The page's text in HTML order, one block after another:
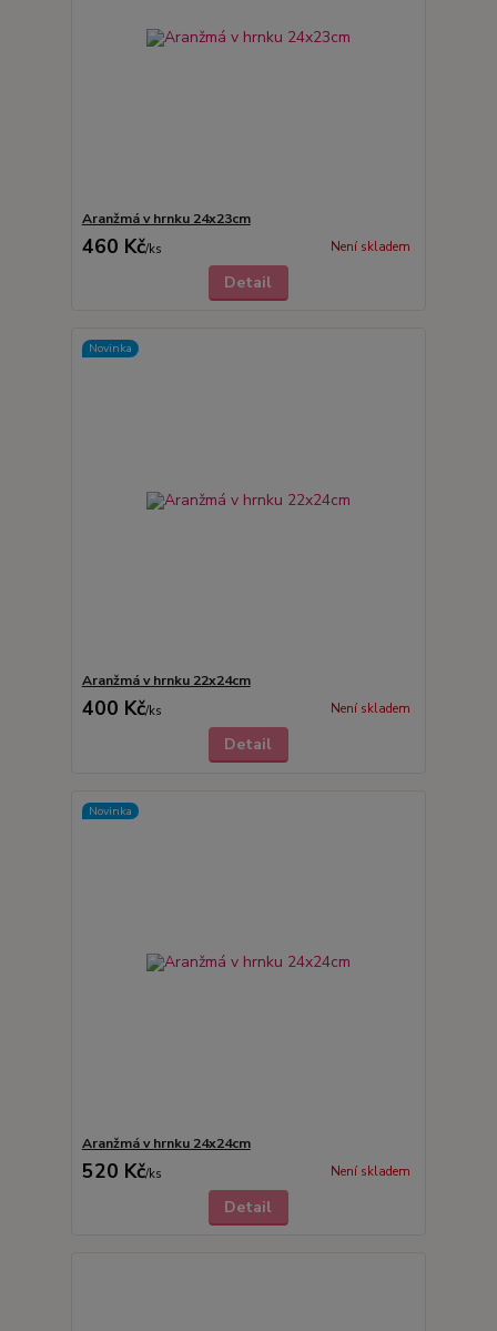
Aranžmá v hrnku 24x23cm
460 Kč/ks Není skladem
Detail
Novinka
Aranžmá v hrnku 22x24cm
400 Kč/ks Není skladem
Detail
Novinka
Aranžmá v hrnku 24x24cm
520 Kč/ks Není skladem
Detail